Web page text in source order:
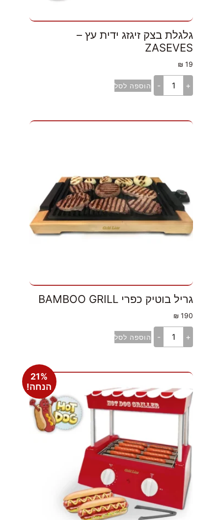
גלגלת בצק זיגזג ידית עץ –
ZASEVES
19
₪
+
- הוספה לסל
גריל בוטיק כפרי BAMBOO GRILL
190
₪
+
- הוספה לסל
21%
הנחה!